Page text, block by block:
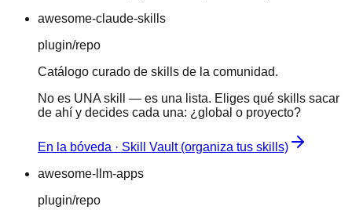
awesome-claude-skills
plugin/repo
Catálogo curado de skills de la comunidad.
No es UNA skill — es una lista. Eliges qué skills sacar
de ahí y decides cada una: ¿global o proyecto?
En la bóveda · Skill Vault (organiza tus skills)
awesome-llm-apps
plugin/repo